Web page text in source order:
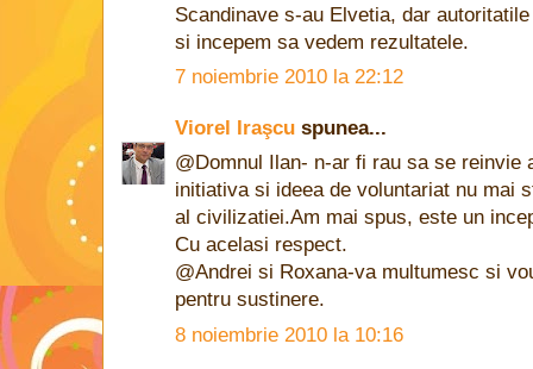
Scandinave s-au Elvetia, dar
si incepem sa vedem rezultatele.
7 noiembrie 2010 la 22:12
Viorel Iraşcu spunea...
@Domnul Ilan- n-ar fi rau sa se reinvie
initiativa si ideea de voluntariat nu mai
al civilizatiei.Am mai spus, este un
Cu acelasi respect.
@Andrei si Roxana-va multumesc si
pentru sustinere.
8 noiembrie 2010 la 10:16